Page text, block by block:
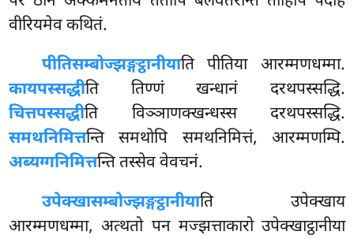
वीरियमेव कथितं.
पीतिसम्बोज्झङ्गट्ठानीयाति पीतिया आरम्मणधम्मा.
कायपस्सद्धीति तिण्णं खन्धानं दरथपस्सद्धि.
चित्तपस्सद्धीति विञ्ञाणक्खन्धस्स दरथपस्सद्धि.
समथनिमित्तन्ति समथोपि समथनिमित्तं, आरम्मणम्पि.
अब्यग्गनिमित्तन्ति तस्सेव वेवचनं.
उपेक्खासम्बोज्झङ्गट्ठानीयाति उपेक्खाय
आरम्मणधम्मा, अत्थतो पन मज्झत्ताकारो उपेक्खाट्ठानीया